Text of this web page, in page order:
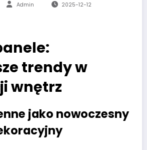
Admin 2025-12-12
trendy w
wnętrz
jako nowoczesny